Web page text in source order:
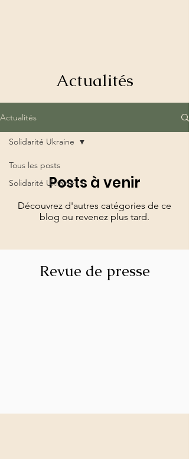
Actualités
Actualités
Tous les posts
Solidarité Ukraine
Solidarité Ukraine
Posts à venir
Découvrez d'autres catégories de ce
blog ou revenez plus tard.
Revue de presse